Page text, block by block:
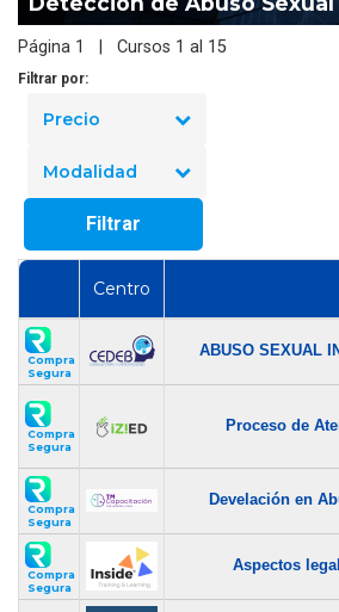
Página 1 | Cursos 1 al 15
Filtrar por:
Precio
Modalidad
Filtrar
Centro
Compra
Segura
ABUSO SEXUAL
Compra
Segura
Proceso de
Compra
Segura
Develación en
Compra
Segura
Aspectos